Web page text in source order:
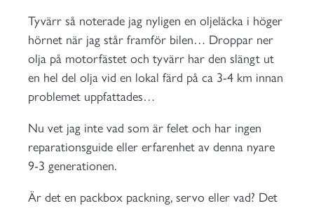
Tyvärr så noterade jag nyligen en oljeläcka i höger
hörnet när jag står framför bilen… Droppar ner
olja på motorfästet och tyvärr har den slängt ut
en hel del olja vid en lokal färd på ca 3-4 km innan
problemet uppfattades…
Nu vet jag inte vad som är felet och har ingen
reparationsguide eller erfarenhet av denna nyare
9-3 generationen.
Är det en packbox packning, servo eller vad? Det